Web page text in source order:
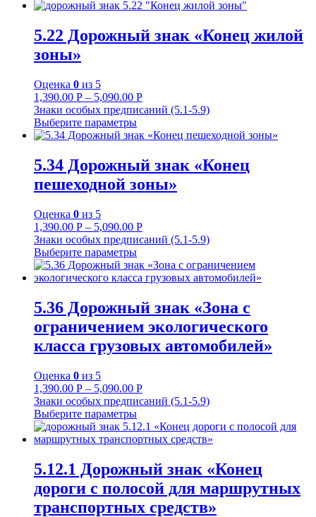
5.22 Дорожный знак «Конец жилой
зоны»
Оценка 0 из 5
1,390.00 Р – 5,090.00 Р
Знаки особых предписаний (5.1-5.9)
Выберите параметры
5.34 Дорожный знак «Конец
пешеходной зоны»
Оценка 0 из 5
1,390.00 Р – 5,090.00 Р
Знаки особых предписаний (5.1-5.9)
Выберите параметры
5.36 Дорожный знак «Зона с
ограничением экологического
класса грузовых автомобилей»
Оценка 0 из 5
1,390.00 Р – 5,090.00 Р
Знаки особых предписаний (5.1-5.9)
Выберите параметры
5.12.1 Дорожный знак «Конец
дороги с полосой для маршрутных
транспортных средств»